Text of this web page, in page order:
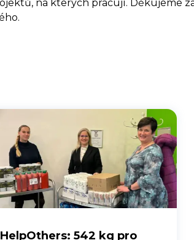
na kterých pracují. Děkujeme
542 kg pro